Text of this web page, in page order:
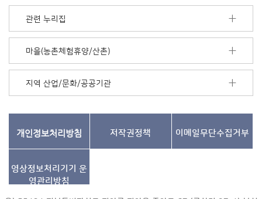
더
기
관련 누리집
마을(농촌체험휴양/산촌)
지역 산업/문화/공공기관
개인정보처리방침 저작권정책 이메일무단수집거부
영상정보처리기기운
영관리방침